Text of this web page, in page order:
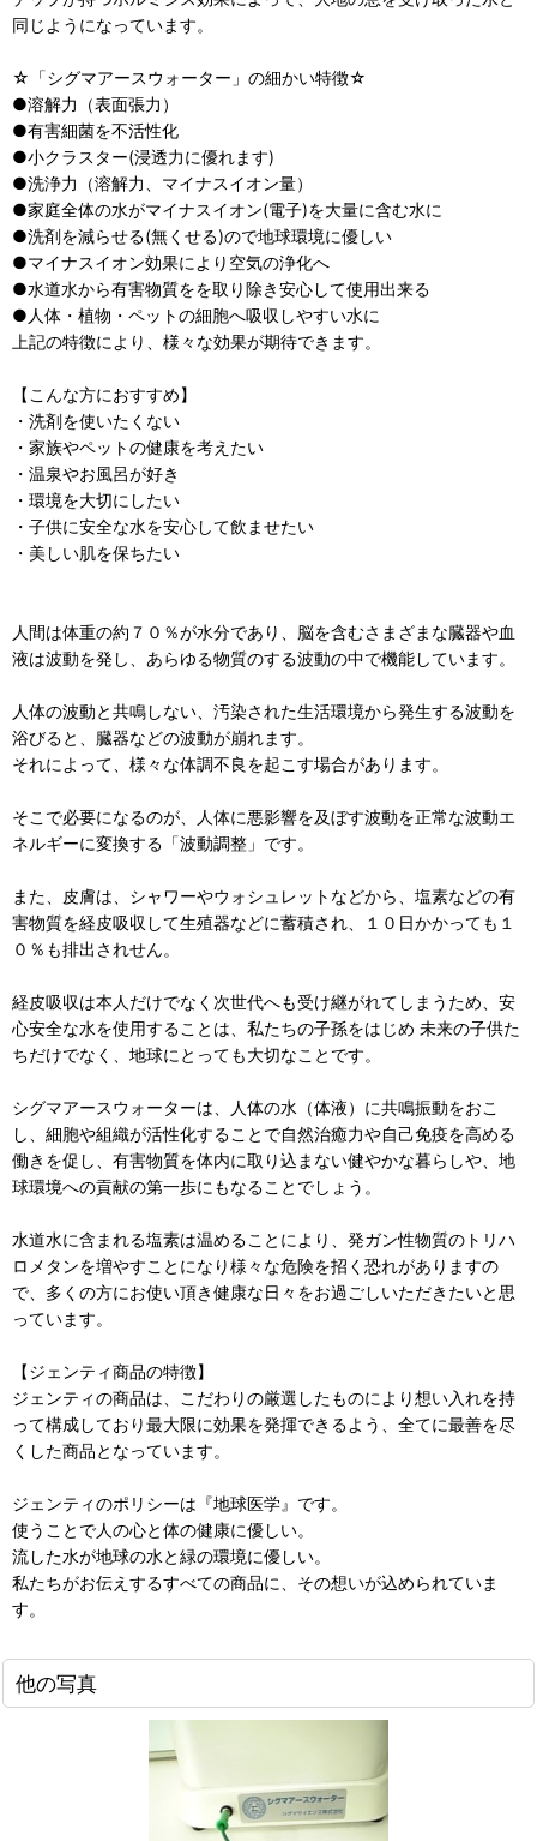
同じようになっています。
☆「シグマアースウォーター」の細かい特徴☆
●溶解力（表面張力）
●有害細菌を不活性化
●小クラスター(浸透力に優れます)
●洗浄力（溶解力、マイナスイオン量）
●家庭全体の水がマイナスイオン(電子)を大量に含む水に
●洗剤を減らせる(無くせる)ので地球環境に優しい
●マイナスイオン効果により空気の浄化へ
●水道水から有害物質をを取り除き安心して使用出来る
●人体・植物・ペットの細胞へ吸収しやすい水に
上記の特徴により、様々な効果が期待できます。
【こんな方におすすめ】
・洗剤を使いたくない
・家族やペットの健康を考えたい
・温泉やお風呂が好き
・環境を大切にしたい
・子供に安全な水を安心して飲ませたい
・美しい肌を保ちたい
人間は体重の約７０％が水分であり、脳を含むさまざまな臓器や血
液は波動を発し、あらゆる物質のする波動の中で機能しています。
人体の波動と共鳴しない、汚染された生活環境から発生する波動を
浴びると、臓器などの波動が崩れます。
それによって、様々な体調不良を起こす場合があります。
そこで必要になるのが、人体に悪影響を及ぼす波動を正常な波動エ
ネルギーに変換する「波動調整」です。
また、皮膚は、シャワーやウォシュレットなどから、塩素などの有
害物質を経皮吸収して生殖器などに蓄積され、１０日かかっても１
０％も排出されせん。
経皮吸収は本人だけでなく次世代へも受け継がれてしまうため、安
心安全な水を使用することは、私たちの子孫をはじめ 未来の子供た
ちだけでなく、地球にとっても大切なことです。
シグマアースウォーターは、人体の水（体液）に共鳴振動をおこ
し、細胞や組織が活性化することで自然治癒力や自己免疫を高める
働きを促し、有害物質を体内に取り込まない健やかな暮らしや、地
球環境への貢献の第一歩にもなることでしょう。
水道水に含まれる塩素は温めることにより、発ガン性物質のトリハ
ロメタンを増やすことになり様々な危険を招く恐れがありますの
で、多くの方にお使い頂き健康な日々をお過ごしいただきたいと思
っています。
【ジェンティ商品の特徴】
ジェンティの商品は、こだわりの厳選したものにより想い入れを持
って構成しており最大限に効果を発揮できるよう、全てに最善を尽
くした商品となっています。
ジェンティのポリシーは『地球医学』です。
使うことで人の心と体の健康に優しい。
流した水が地球の水と緑の環境に優しい。
私たちがお伝えするすべての商品に、その想いが込められていま
す。
他の写真